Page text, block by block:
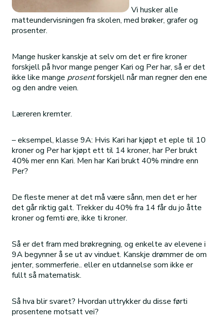
Vi husker alle
matteundervisningen fra skolen, med brøker, grafer og
prosenter.
Mange husker kanskje at selv om det er fire kroner
forskjell på hvor mange penger Kari og Per har, så er det
ikke like mange prosentforskjell når man regner den ene
og den andre veien.
Læreren kremter.
– eksempel, klasse 9A: Hvis Kari har kjøpt et eple til 10
kroner og Per har kjøpt ett til 14 kroner, har Per brukt
40% mer enn Kari. Men har Kari brukt 40% mindre enn
Per?
De fleste mener at det må være sånn, men det er her
det går riktig galt. Trekker du 40% fra 14 får du jo åtte
kroner og femti øre, ikke ti kroner.
Så er det fram med brøkregning, og enkelte av elevene i
9A begynner å se ut av vinduet. Kanskje drømmer de om
jenter, sommerferie.. eller en utdannelse som ikke er
fullt så matematisk.
Så hva blir svaret? Hvordan uttrykker du disse førti
prosentene motsatt vei?